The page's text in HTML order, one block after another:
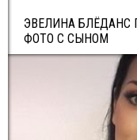
ЭВЕЛИНА
ФОТО С СЫНОМ